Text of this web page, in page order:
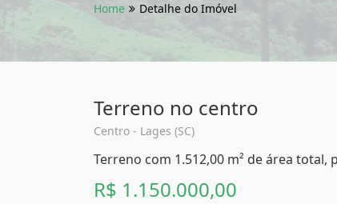
Home Detalhe do Imóvel
Terreno no centro
Centro - Lages (SC)
Terreno com 1.512,00 m² de área total,
R$ 1.150.000,00